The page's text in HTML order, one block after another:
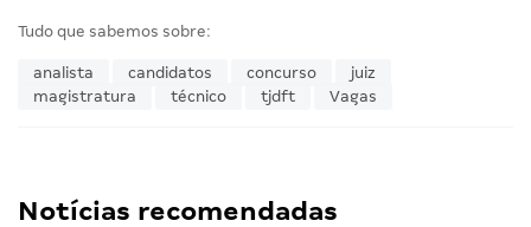
Tudo que sabemos sobre:
analista candidatos concurso
juiz
magistratura
técnico tjdft Vagas
Notícias recomendadas